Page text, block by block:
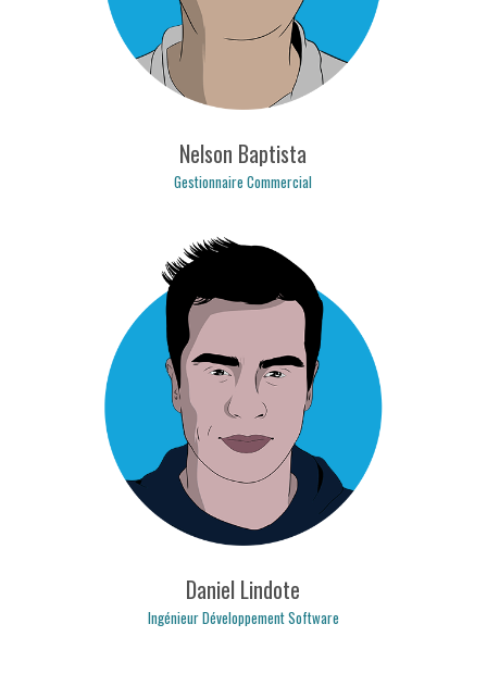
nelson.baptista@logipculse.com
Nelson Baptista
Gestionnaire Commercial
Daniel Lindote
Ingénieur Développement Software